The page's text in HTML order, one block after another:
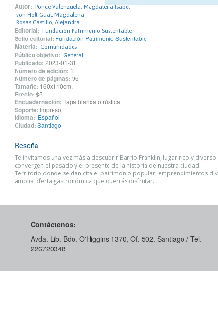
Autor: Ponce Valenzuela, Magdalena Isabel
von Holt Gual, Magdalena
Rosas Castillo, Alejandra
Editorial: Fundación Patrimonio Sustentable
Sello editorial: Fundación Patrimonio Sustentable
Materia: Comunidades
Público objetivo: General
Publicado: 2023-01-31
Número de edición: 1
Número de páginas: 96
Tamaño: 160x110cm.
Precio: $5
Encuadernación: Tapa blanda o rústica
Soporte: Impreso
Idioma: Español
Ciudad: Santiago
Reseña
Te invitamos una vez más a descubrir Barrio Franklin, lugar rico y
convergen el pasado y el presente de la historia de nuestra ciudad.
Territorio donde se dan cita el patrimonio popular, emprendimientos
amplia oferta gastronómica que querrás disfrutar.
Contáctenos:
Avda. Lib. Bdo. O'Higgins 1370, Of. 502. Santiago / Tel.
226720348